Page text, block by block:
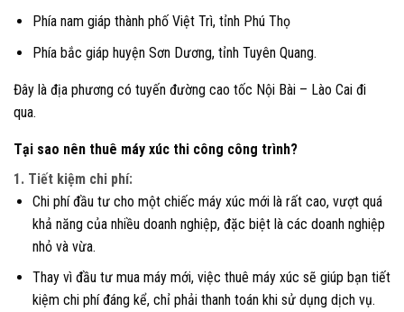
Phía nam giáp thành phố Việt Trì, tỉnh Phú Thọ
Phía bắc giáp huyện Sơn Dương, tỉnh Tuyên Quang.
Đây là địa phương có tuyến đường cao tốc Nội Bài – Lào Cai đi
qua.
Tại sao nên thuê máy xúc thi công công trình?
1. Tiết kiệm chi phí:
Chi phí đầu tư cho một chiếc máy xúc mới là rất cao, vượt quá
khả năng của nhiều doanh nghiệp, đặc biệt là các doanh nghiệp
nhỏ và vừa.
Thay vì đầu tư mua máy mới, việc thuê máy xúc sẽ giúp bạn tiết
kiệm chi phí đáng kể, chỉ phải thanh toán khi sử dụng dịch vụ.